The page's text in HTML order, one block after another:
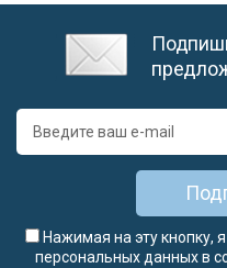
Нажимая на эту кнопку,
персональных данных в